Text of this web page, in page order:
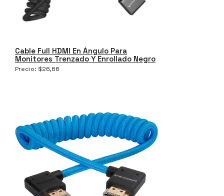
Cable Full HDMI En Ángulo Para
Monitores Trenzado Y Enrollado Negro
Precio: $26,66